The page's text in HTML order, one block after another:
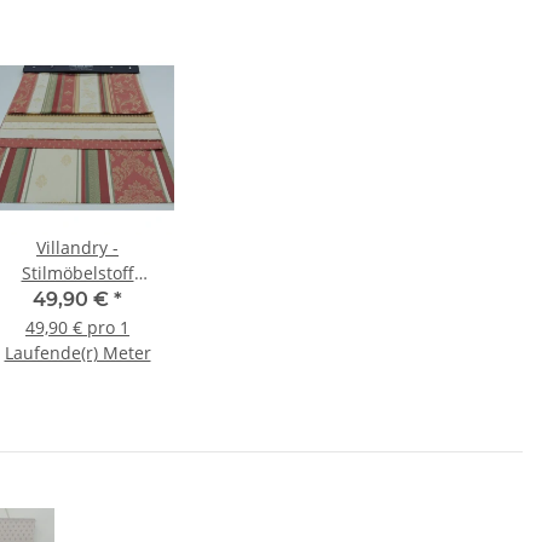
Villandry -
Stilmöbelstoff
Barockstoff
49,90 € *
49,90 € pro 1
Laufende(r) Meter